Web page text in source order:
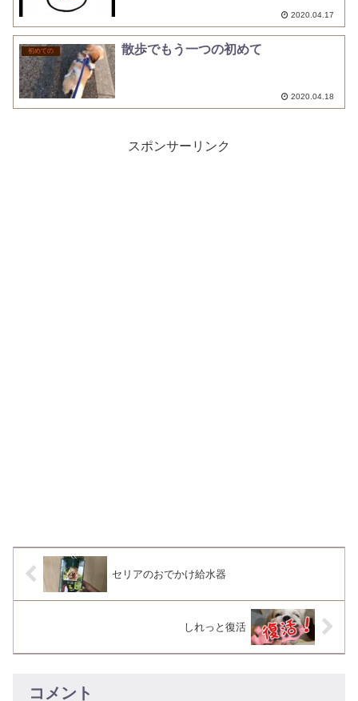
2020.04.17
初めての 散歩でもう一つの初めて
2020.04.18
スポンサーリンク
セリアのおでかけ給水器
しれっと復活
コメント